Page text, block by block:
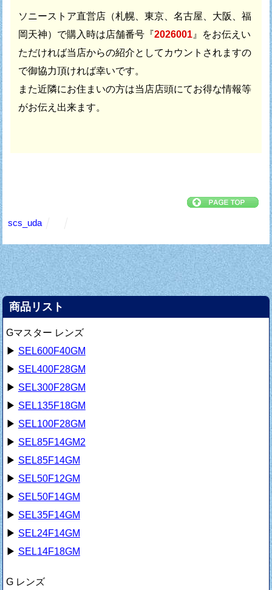
ソニーストア直営店（札幌、東京、名古屋、大阪、福
岡天神）で購入時は店舗番号『2026001』をお伝えい
ただければ当店からの紹介としてカウントされますの
で御協力頂ければ幸いです。
また近隣にお住まいの方は当店店頭にてお得な情報等
がお伝え出来ます。
scs_uda
商品リスト
Gマスター レンズ
▶ SEL600F40GM
▶ SEL400F28GM
▶ SEL300F28GM
▶ SEL135F18GM
▶ SEL100F28GM
▶ SEL85F14GM2
▶ SEL85F14GM
▶ SEL50F12GM
▶ SEL50F14GM
▶ SEL35F14GM
▶ SEL24F14GM
▶ SEL14F18GM
G レンズ